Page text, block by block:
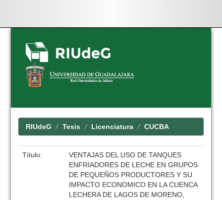
Skip
navigation
RIUdeG Tesis Licenciatura CUCBA
Título:
VENTAJAS DEL USO DE TANQUES
ENFRIADORES DE LECHE EN GRUPOS
DE PEQUEÑOS PRODUCTORES Y SU
IMPACTO ECONOMICO EN LA CUENCA
LECHERA DE LAGOS DE MORENO,